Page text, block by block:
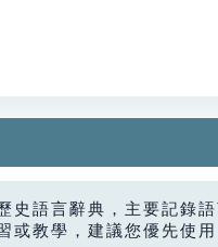
史語言辭典，主要記錄
或教學，建議您優先使